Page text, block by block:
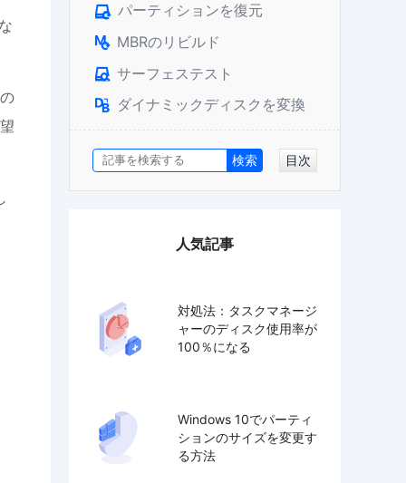
 パーティションを復元
 MBRのリビルド
 サーフェステスト
 ダイナミックディスクを変換
目次
人気記事
対処法：タスクマネージ
ャーのディスク使用率が
100％になる
Windows 10でパーティ
ションのサイズを変更す
る方法